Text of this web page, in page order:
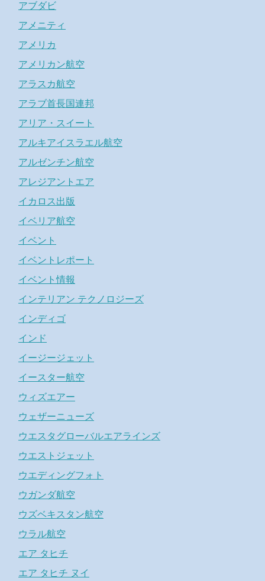
アブダビ
アメニティ
アメリカ
アメリカン航空
アラスカ航空
アラブ首長国連邦
アリア・スイート
アルキアイスラエル航空
アルゼンチン航空
アレジアントエア
イカロス出版
イベリア航空
イベント
イベントレポート
イベント情報
インテリアン テクノロジーズ
インディゴ
インド
イージージェット
イースター航空
ウィズエアー
ウェザーニューズ
ウエスタグローバルエアラインズ
ウエストジェット
ウエディングフォト
ウガンダ航空
ウズベキスタン航空
ウラル航空
エア タヒチ
エア タヒチ ヌイ